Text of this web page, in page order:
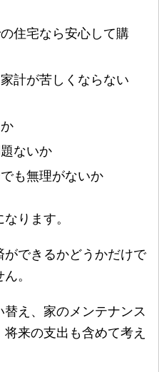
住宅なら安心して購
計が苦しくならない
ないか
も無理がないか
ります。
できるかどうかだけで
。
え、家のメンテナンス
来の支出も含めて考え